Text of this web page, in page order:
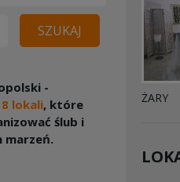
ŻARY
SZUKAJ
-
8 lokali, które
ślub i
marzeń.